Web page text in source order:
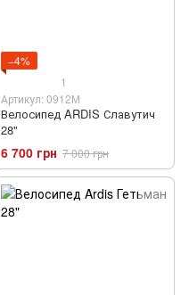
−4%
1
Артикул: 0912М
Велосипед ARDIS Славутич
28"
6 700 грн 7 000 грн